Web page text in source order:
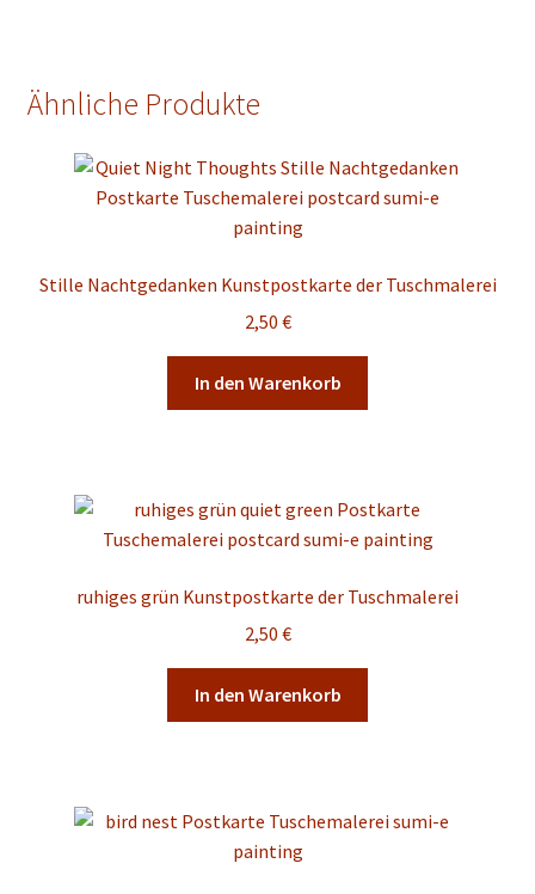
Ähnliche Produkte
Stille Nachtgedanken Kunstpostkarte der Tuschmalerei
2,50 €
In den Warenkorb
ruhiges grün Kunstpostkarte der Tuschmalerei
2,50 €
In den Warenkorb